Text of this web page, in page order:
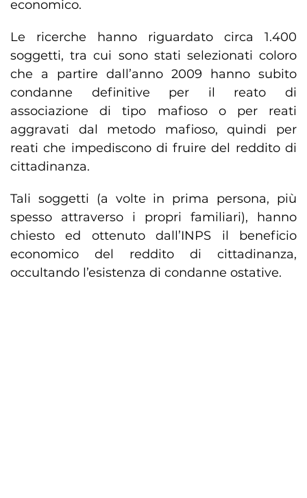
economico.
Le ricerche hanno riguardato circa 1.400
soggetti, tra cui sono stati selezionati coloro
che a partire dall’anno 2009 hanno subito
condanne definitive per il reato di
associazione di tipo mafioso o per reati
aggravati dal metodo mafioso, quindi per
reati che impediscono di fruire del reddito di
cittadinanza.
Tali soggetti (a volte in prima persona, più
spesso attraverso i propri familiari), hanno
chiesto ed ottenuto dall’INPS il beneficio
economico del reddito di cittadinanza,
occultando l’esistenza di condanne ostative.